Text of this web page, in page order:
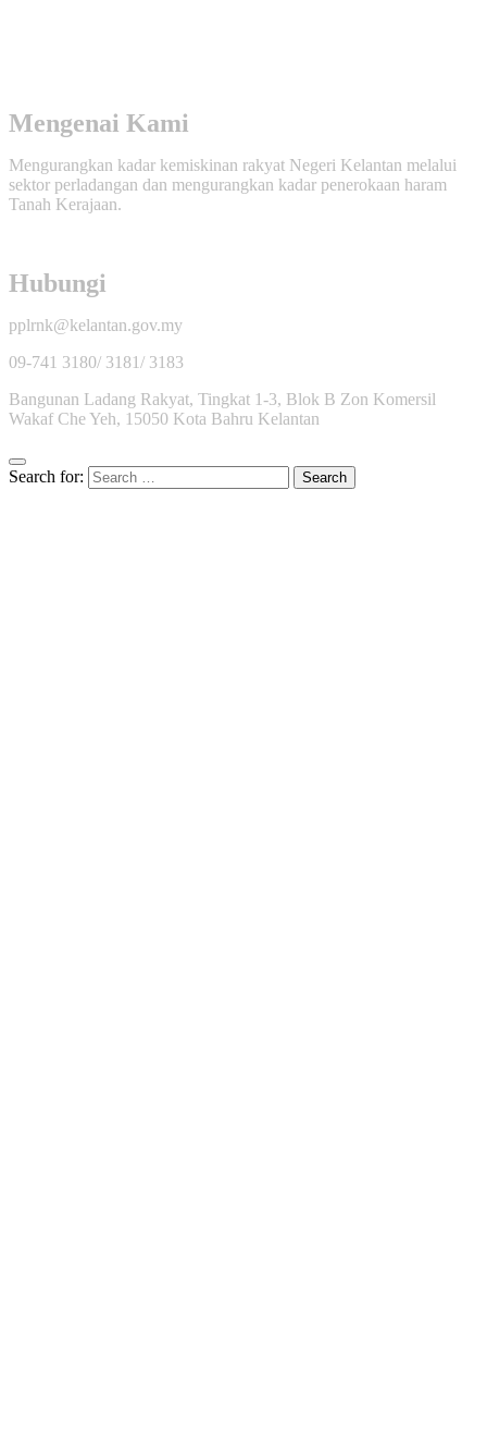
Mengenai Kami
Mengurangkan kadar kemiskinan rakyat Negeri Kelantan melalui
sektor perladangan dan mengurangkan kadar penerokaan haram
Tanah Kerajaan.
Hubungi
pplrnk@kelantan.gov.my
09-741 3180/ 3181/ 3183
Bangunan Ladang Rakyat, Tingkat 1-3, Blok B Zon Komersil
Wakaf Che Yeh, 15050 Kota Bahru Kelantan
Search for: